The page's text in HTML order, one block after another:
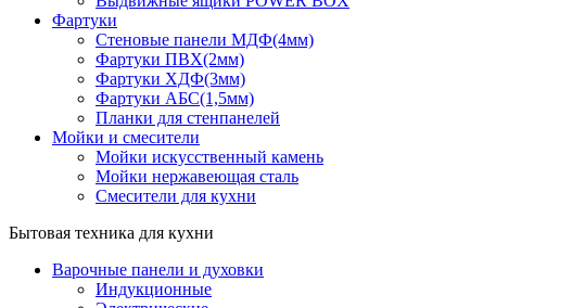
Фартуки
Стеновые панели МДФ(4мм)
Фартуки ПВХ(2мм)
Фартуки ХДФ(3мм)
Фартуки АБС(1,5мм)
Планки для стенпанелей
Мойки и смесители
Мойки искусственный камень
Мойки нержавеющая сталь
Смесители для кухни
Бытовая техника для кухни
Варочные панели и духовки
Индукционные